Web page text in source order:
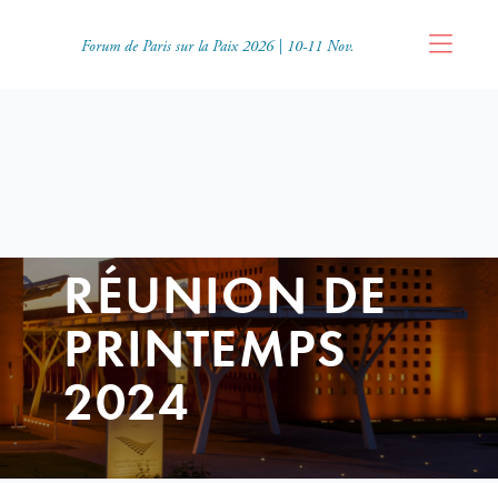
Forum de Paris sur la Paix 2026 | 10-11 Nov.
RÉUNION DE
PRINTEMPS
2024